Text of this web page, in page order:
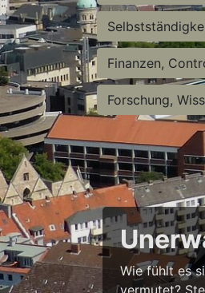
Finanzen,
Forschung,
Wie fühlt es